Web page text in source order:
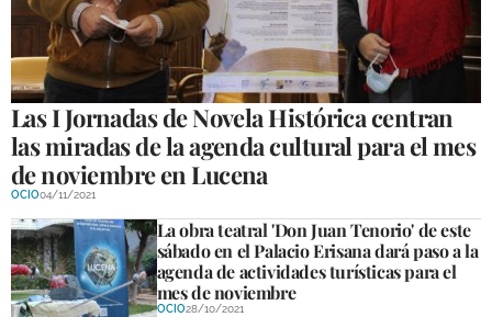
Las I Jornadas de Novela Histórica centran
las miradas de la agenda cultural para el mes
de noviembre en Lucena
OCIO04/11/2021
La obra teatral 'Don Juan Tenorio' de este
sábado en el Palacio Erisana dará paso a la
agenda de actividades turísticas para el
mes de noviembre
OCIO28/10/2021